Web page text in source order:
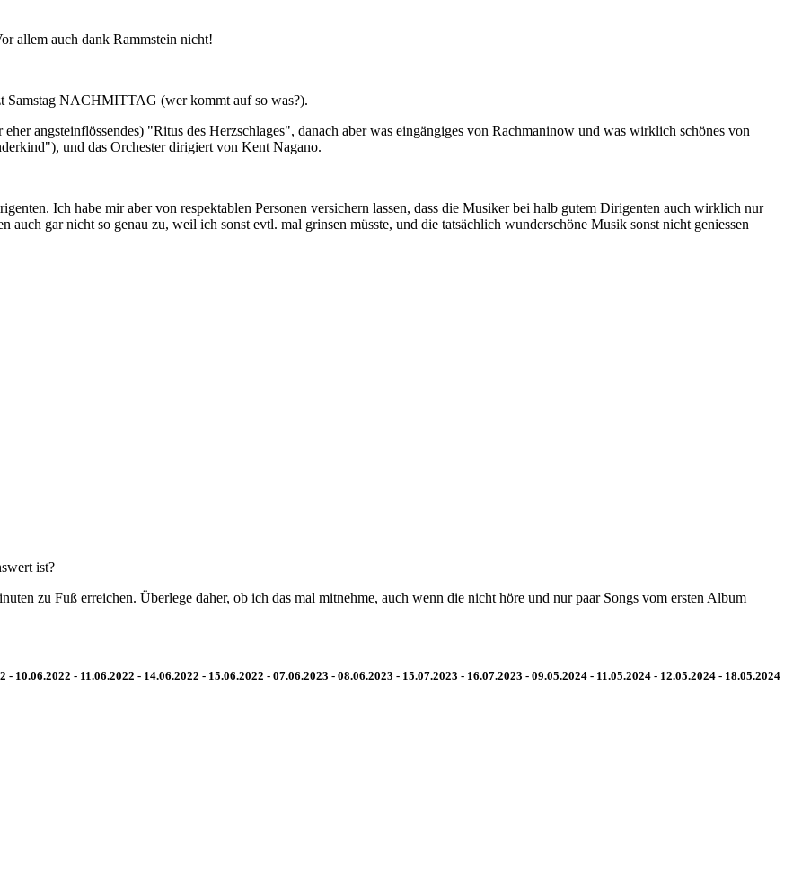
allem auch dank Rammstein nicht!
Samstag NACHMITTAG (wer kommt auf so was?).
angsteinflössendes) "Ritus des Herzschlages", danach aber was eingängiges von Rachmaninow und was wirklich schönes von
und das Orchester dirigiert von Kent Nagano.
Ich habe mir aber von respektablen Personen versichern lassen, dass die Musiker bei halb gutem Dirigenten auch wirklich nur
auch gar nicht so genau zu, weil ich sonst evtl. mal grinsen müsste, und die tatsächlich wunderschöne Musik sonst nicht geniessen
ist?
zu Fuß erreichen. Überlege daher, ob ich das mal mitnehme, auch wenn die nicht höre und nur paar Songs vom ersten Album
- 10.06.2022 - 11.06.2022 - 14.06.2022 - 15.06.2022 - 07.06.2023 - 08.06.2023 - 15.07.2023 - 16.07.2023 - 09.05.2024 - 11.05.2024 - 12.05.2024 - 18.05.2024